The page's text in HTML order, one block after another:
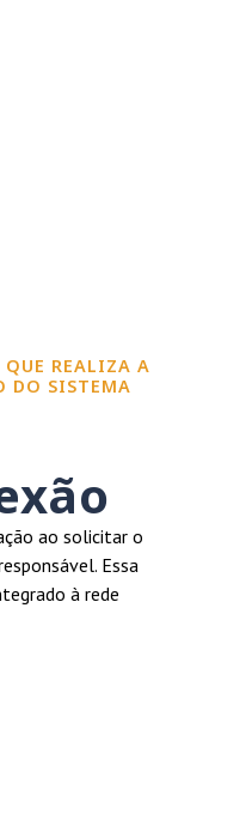
REALIZA A
DO SISTEMA
ao solicitar o
Essa
à rede